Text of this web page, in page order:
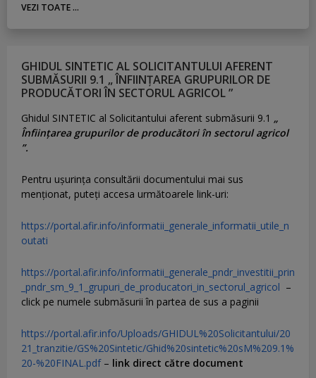
VEZI TOATE ...
GHIDUL SINTETIC AL SOLICITANTULUI AFERENT
SUBMĂSURII 9.1 „ ÎNFIINȚAREA GRUPURILOR DE
PRODUCĂTORI ÎN SECTORUL AGRICOL ”
Ghidul SINTETIC al Solicitantului aferent submăsurii 9.1 „
Înființarea grupurilor de producători în sectorul agricol
”.
Pentru uşurinţa consultării documentului mai sus
menţionat, puteţi accesa următoarele link-uri:
https://portal.afir.info/informatii_generale_informatii_utile_n
outati
https://portal.afir.info/informatii_generale_pndr_investitii_prin
_pndr_sm_9_1_grupuri_de_producatori_in_sectorul_agricol –
click pe numele submăsurii în partea de sus a paginii
https://portal.afir.info/Uploads/GHIDUL%20Solicitantului/20
21_tranzitie/GS%20Sintetic/Ghid%20sintetic%20sM%209.1%
20-%20FINAL.pdf– link direct către document